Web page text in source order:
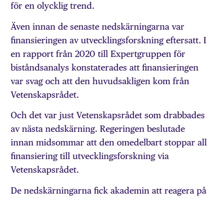
för en olycklig trend.
Även innan de senaste nedskärningarna var
finansieringen av utvecklingsforskning eftersatt. I
en rapport från 2020 till Expertgruppen för
biståndsanalys konstaterades att finansieringen
var svag och att den huvudsakligen kom från
Vetenskapsrådet.
Och det var just Vetenskapsrådet som drabbades
av nästa nedskärning. Regeringen beslutade
innan midsommar att den omedelbart stoppar all
finansiering till utvecklingsforskning via
Vetenskapsrådet.
De nedskärningarna fick akademin att reagera på